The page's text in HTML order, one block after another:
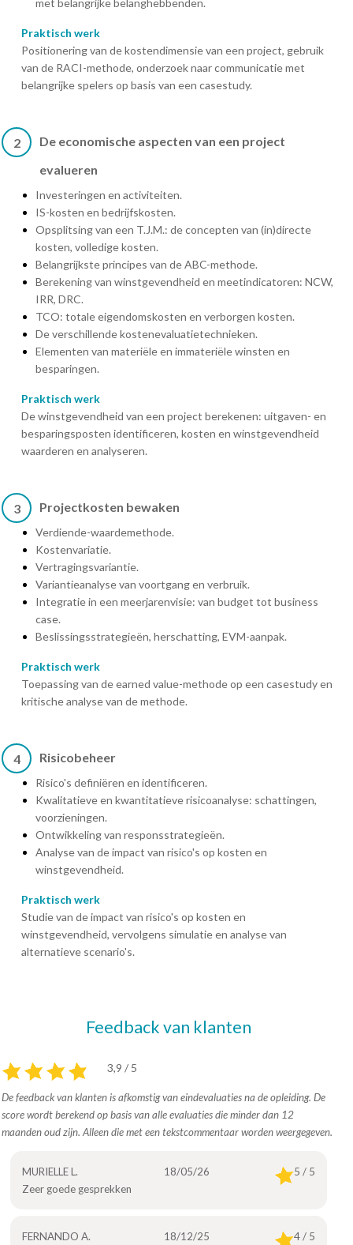
met belangrijke belanghebbenden.
Praktisch werk
Positionering van de kostendimensie van een project, gebruik
van de RACI-methode, onderzoek naar communicatie met
belangrijke spelers op basis van een casestudy.
2
De economische aspecten van een project
evalueren
Investeringen en activiteiten.
IS-kosten en bedrijfskosten.
Opsplitsing van een T.J.M.: de concepten van (in)directe
kosten, volledige kosten.
Belangrijkste principes van de ABC-methode.
Berekening van winstgevendheid en meetindicatoren: NCW,
IRR, DRC.
TCO: totale eigendomskosten en verborgen kosten.
De verschillende kostenevaluatietechnieken.
Elementen van materiële en immateriële winsten en
besparingen.
Praktisch werk
De winstgevendheid van een project berekenen: uitgaven- en
besparingsposten identificeren, kosten en winstgevendheid
waarderen en analyseren.
3 Projectkosten bewaken
Verdiende-waardemethode.
Kostenvariatie.
Vertragingsvariantie.
Variantieanalyse van voortgang en verbruik.
Integratie in een meerjarenvisie: van budget tot business
case.
Beslissingsstrategieën, herschatting, EVM-aanpak.
Praktisch werk
Toepassing van de earned value-methode op een casestudy en
kritische analyse van de methode.
4 Risicobeheer
Risico's definiëren en identificeren.
Kwalitatieve en kwantitatieve risicoanalyse: schattingen,
voorzieningen.
Ontwikkeling van responsstrategieën.
Analyse van de impact van risico's op kosten en
winstgevendheid.
Praktisch werk
Studie van de impact van risico's op kosten en
winstgevendheid, vervolgens simulatie en analyse van
alternatieve scenario's.
Feedback van klanten
3,9 / 5
De feedback van klanten is afkomstig van eindevaluaties na de opleiding. De
score wordt berekend op basis van alle evaluaties die minder dan 12
maanden oud zijn. Alleen die met een tekstcommentaar worden weergegeven.
MURIELLE L. 18/05/26
5 / 5
Zeer goede gesprekken
FERNANDO A. 18/12/25
4 / 5